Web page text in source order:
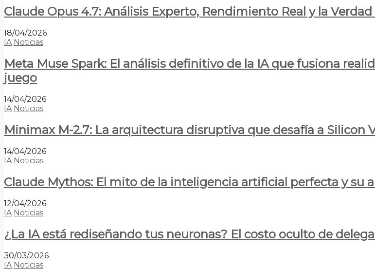
Claude Opus 4.7: Análisis Experto, Rendimiento Real y la
18/04/2026
IA Noticias
Meta Muse Spark: El análisis definitivo de la IA que fusiona
juego
14/04/2026
IA Noticias
Minimax M-2.7: La arquitectura disruptiva que desafía a Silicon
14/04/2026
IA Noticias
Claude Mythos: El mito de la inteligencia artificial perfecta y su
12/04/2026
IA Noticias
¿La IA está rediseñando tus neuronas? El costo oculto de
30/03/2026
IA Noticias